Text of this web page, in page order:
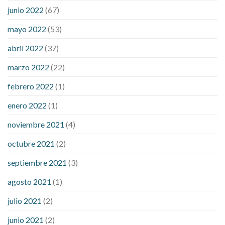
ezetimibe and blood sugar
what does it mean when you have high blood sugar
considered a low blood sugar level
sugar is high will exercise reduce blood sugar levels
junio 2022 (67)
mayo 2022 (53)
abril 2022 (37)
marzo 2022 (22)
febrero 2022 (1)
enero 2022 (1)
noviembre 2021 (4)
octubre 2021 (2)
septiembre 2021 (3)
agosto 2021 (1)
julio 2021 (2)
junio 2021 (2)